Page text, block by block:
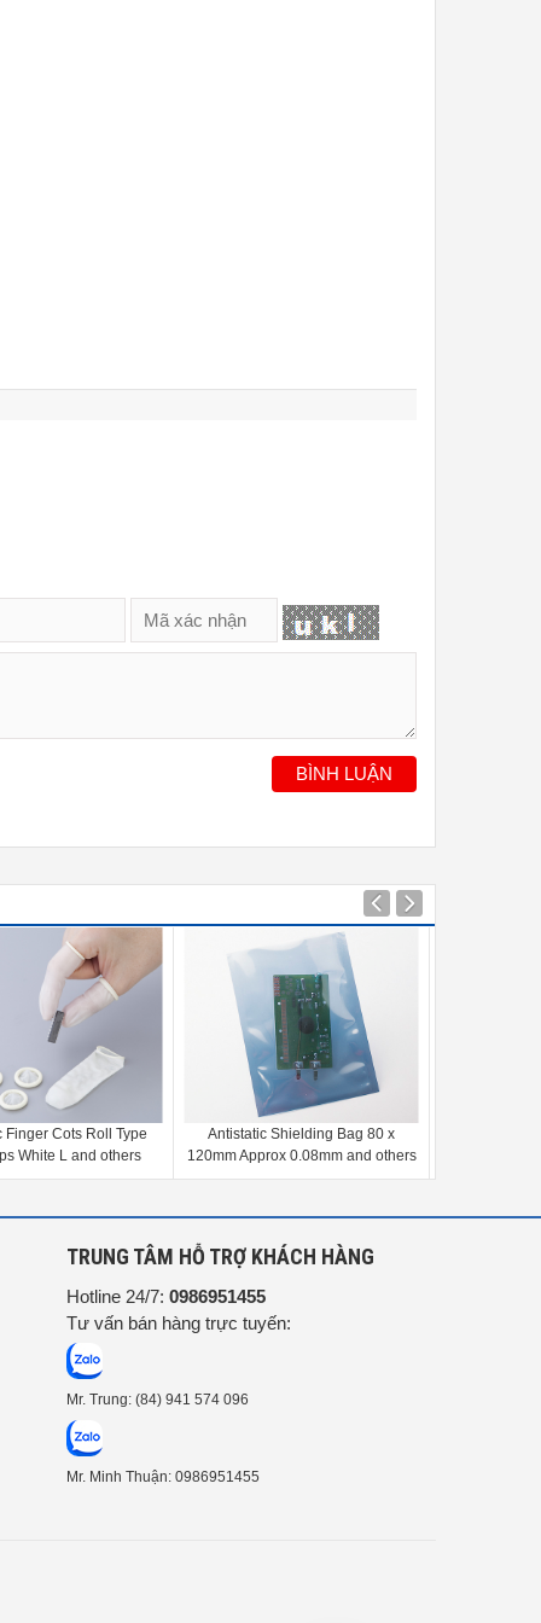
BÌNH LUẬN
Shielding Bag 80 x
0.08mm and others
Nitrile Long Gloves, Powder-Free
100 Pieces L and others
TRUNG TÂM HỖ TRỢ KHÁCH HÀNG
Hotline 24/7: 0986951455
Tư vấn bán hàng trực tuyến:
Mr. Trung: (84) 941 574 096
Mr. Minh Thuận: 0986951455